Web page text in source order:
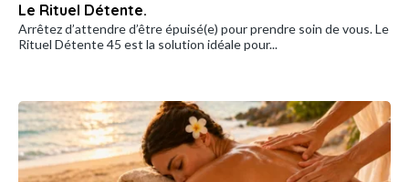
Le Rituel Détente.
Arrêtez d’attendre d’être épuisé(e) pour prendre soin de vous. Le
Rituel Détente 45 est la solution idéale pour...